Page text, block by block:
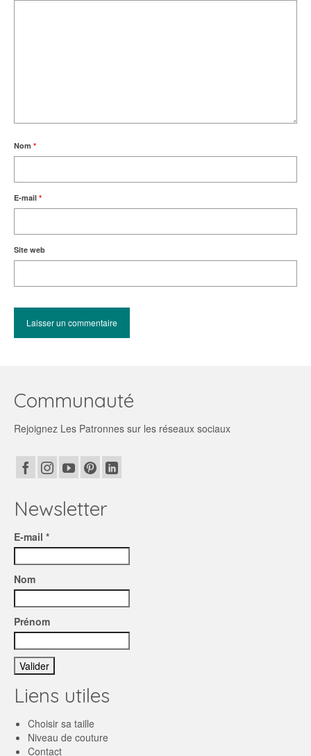
Nom *
E-mail *
Site web
Communauté
Rejoignez Les Patronnes sur les réseaux sociaux
Newsletter
E-mail *
Nom
Prénom
Liens utiles
Choisir sa taille
Niveau de couture
Contact